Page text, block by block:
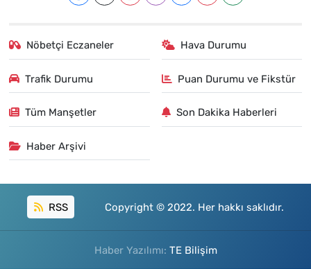
Nöbetçi Eczaneler Hava Durumu
Trafik Durumu Puan Durumu ve Fikstür
Tüm Manşetler Son Dakika Haberleri
Haber Arşivi
RSS Copyright © 2022. Her hakkı saklıdır.
Haber Yazılımı: TE Bilişim